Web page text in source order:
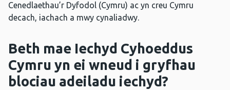
Cenedlaethau’r Dyfodol (Cymru) ac yn creu Cymru
decach, iachach a mwy cynaliadwy.
Beth mae Iechyd Cyhoeddus
Cymru yn ei wneud i gryfhau
blociau adeiladu iechyd?